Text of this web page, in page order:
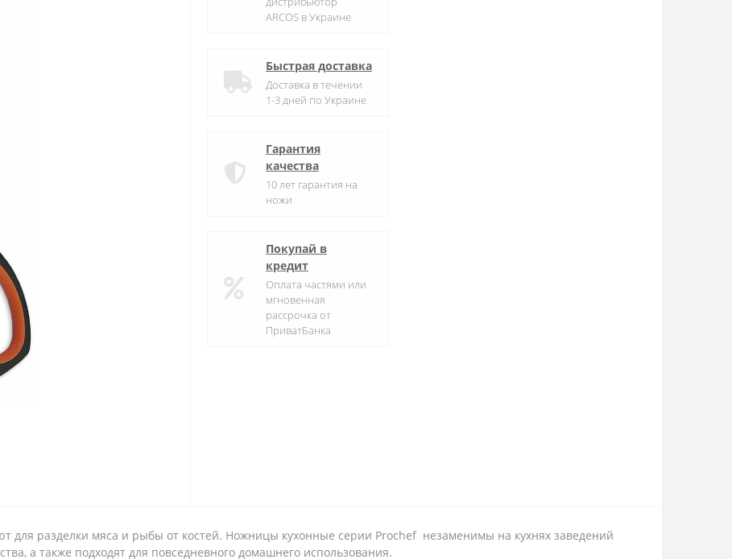
ARCOS в Украине
Быстрая доставка
Доставка в течении
1-3 дней по Украине
Гарантия
качества
10 лет гарантия на
ножи
Покупай в
кредит
Оплата частями или
мгновенная
рассрочка от
ПриватБанка
для разделки мяса и рыбы от костей. Ножницы кухонные серии Prochef незаменимы на кухнях заведений
а также подходят для повседневного домашнего использования.